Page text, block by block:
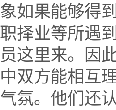
象如果能够得
职择业等所遇
员这里来。因
中双方能相互
气氛。他们还